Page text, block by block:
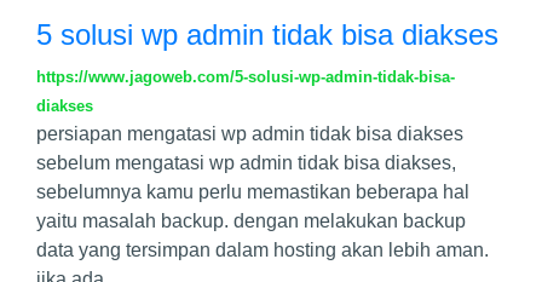
5 solusi wp admin tidak bisa diakses
https://www.jagoweb.com/5-solusi-wp-admin-tidak-bisa-
diakses
persiapan mengatasi wp admin tidak bisa diakses
sebelum mengatasi wp admin tidak bisa diakses,
sebelumnya kamu perlu memastikan beberapa hal
yaitu masalah backup. dengan melakukan backup
data yang tersimpan dalam hosting akan lebih aman.